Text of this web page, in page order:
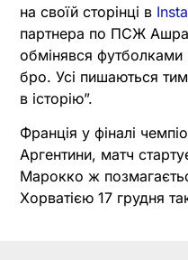
на своїй сторінці в
партнера по ПСЖ
обмінявся футболками
бро. Усі пишаються
в історію”.
Франція у фіналі
Аргентини, матч
Марокко ж
Хорватією 17 грудня